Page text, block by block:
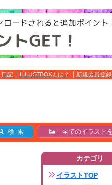
日記 ILLUSTBOXとは？ 新規会員登録
全てのイラスト
カテゴリ
イラストTOP